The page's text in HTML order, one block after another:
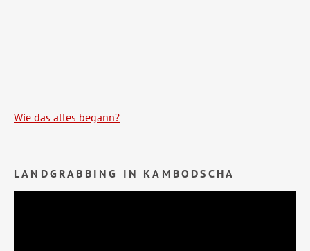
Wie das alles begann?
LANDGRABBING IN KAMBODSCHA